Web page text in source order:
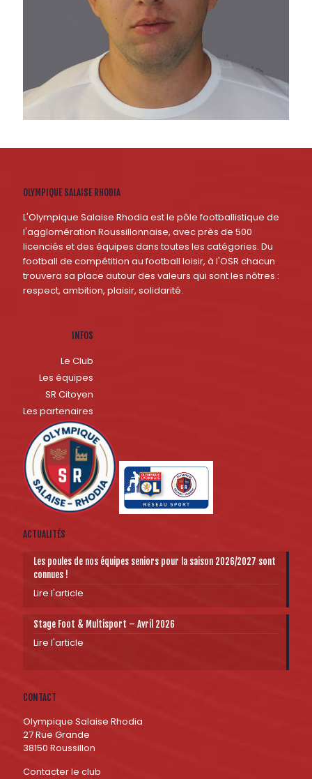
OLYMPIQUE SALAISE RHODIA
L'Olympique Salaise Rhodia est le pôle footballistique de
l'agglomération Roussillonnaise, avec près de 500
licenciés et des équipes dans toutes les catégories. Du
football de compétition au football loisir, à l'OSR chacun
trouvera sa place autour des valeurs qui sont les nôtres :
respect, ambition, plaisir, solidarité.
INFOS
Le Club
Les équipes
SR Citoyen
Les partenaires
ACTUALITÉS
Les poules de nos équipes seniors pour la saison 2026/2027 sont
connues !
Lire l'article
Stage Foot & Multisport – Avril 2026
Lire l'article
CONTACT
Olympique Salaise Rhodia
27 Rue Grande
38150 Roussillon
Contacter le club